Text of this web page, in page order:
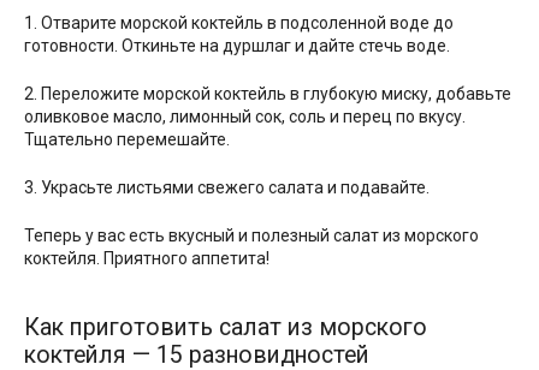
1. Отварите морской коктейль в подсоленной воде до
готовности. Откиньте на дуршлаг и дайте стечь воде.
2. Переложите морской коктейль в глубокую миску, добавьте
оливковое масло, лимонный сок, соль и перец по вкусу.
Тщательно перемешайте.
3. Украсьте листьями свежего салата и подавайте.
Теперь у вас есть вкусный и полезный салат из морского
коктейля. Приятного аппетита!
Как приготовить салат из морского
коктейля — 15 разновидностей